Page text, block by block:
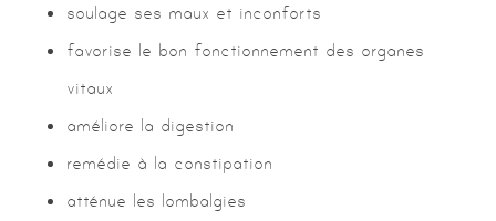
soulage ses maux et inconforts
favorise le bon fonctionnement des organes
vitaux
améliore la digestion
remédie à la constipation
atténue les lombalgies